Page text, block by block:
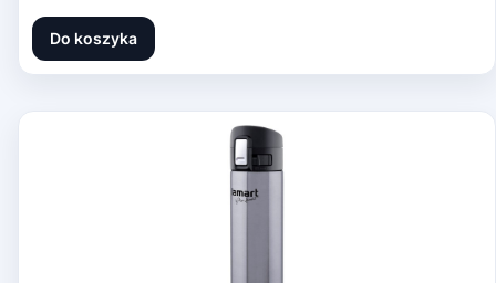
Do koszyka